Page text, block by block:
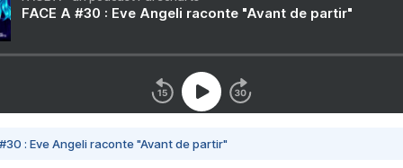
FACE A #30 : Eve Angeli raconte "Avant de partir"
#30 : Eve Angeli raconte "Avant de partir"